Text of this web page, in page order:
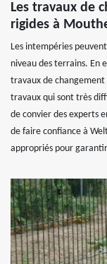
Les travaux de
rigides à
Les intempéries
niveau des terrains. En
travaux de changement
travaux qui sont très
de convier des experts
de faire confiance à
appropriés pour